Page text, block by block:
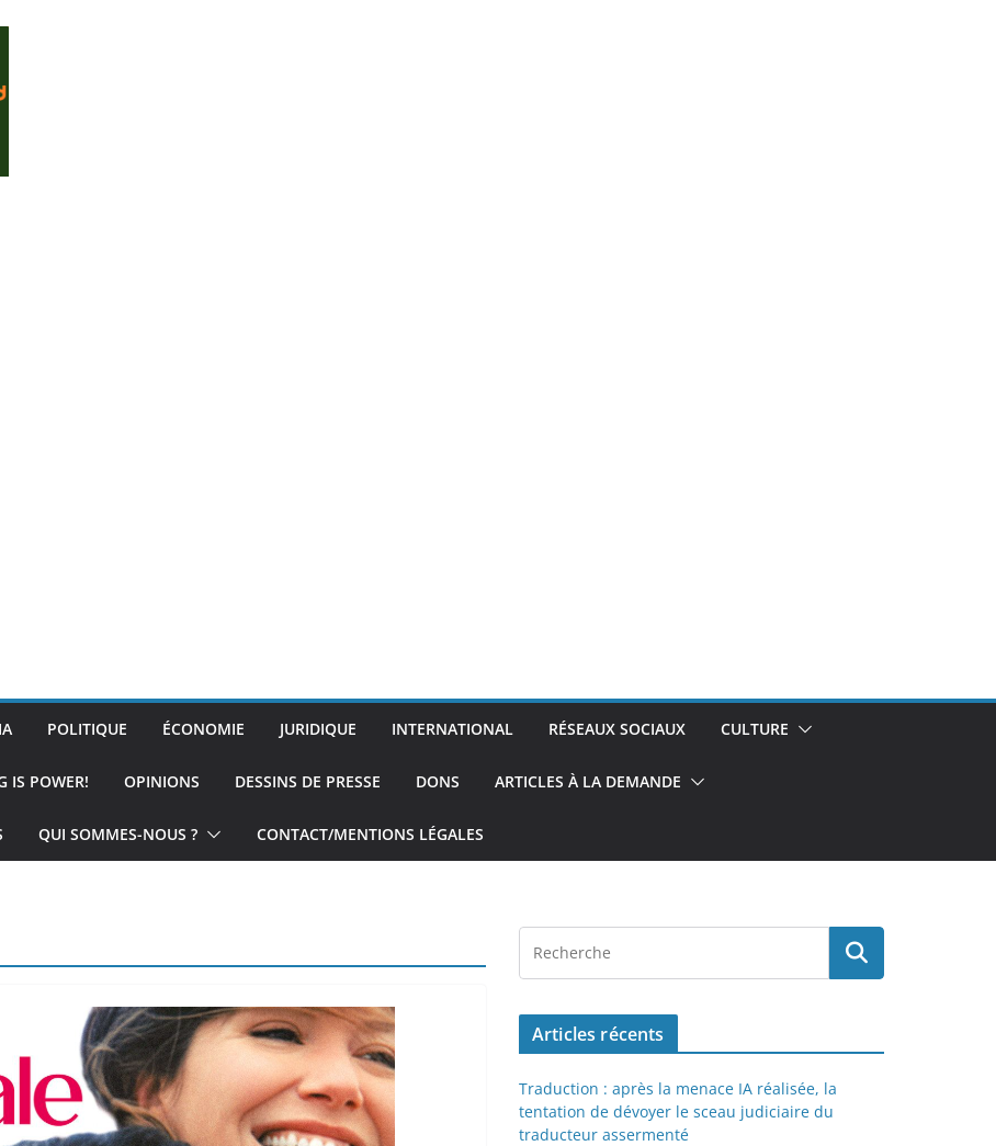
POLITIQUE ÉCONOMIE JURIDIQUE INTERNATIONAL RÉSEAUX SOCIAUX CULTURE
IS POWER! OPINIONS DESSINS DE PRESSE DONS ARTICLES À LA DEMANDE
QUI SOMMES-NOUS ? CONTACT/MENTIONS LÉGALES
Articles récents
Traduction : après la menace IA réalisée, la
tentation de dévoyer le sceau judiciaire du
traducteur assermenté